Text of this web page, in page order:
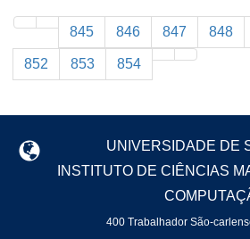
845 846 847 848
852 853 854
UNIVERSIDADE DE
INSTITUTO DE CIÊNCIAS
400 Trabalhador São-